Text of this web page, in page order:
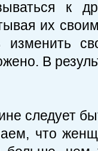
к
их
изменить
В
следует
что